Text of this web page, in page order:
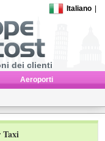
Italiano
dei clienti
Aeroporti